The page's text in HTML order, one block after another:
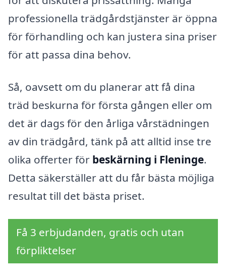
professionella trädgårdstjänster är öppna
för förhandling och kan justera sina priser
för att passa dina behov.
Så, oavsett om du planerar att få dina
träd beskurna för första gången eller om
det är dags för den årliga vårstädningen
av din trädgård, tänk på att alltid inse tre
olika offerter för beskärning i Fleninge.
Detta säkerställer att du får bästa möjliga
resultat till det bästa priset.
Få 3 erbjudanden, gratis och utan
förpliktelser